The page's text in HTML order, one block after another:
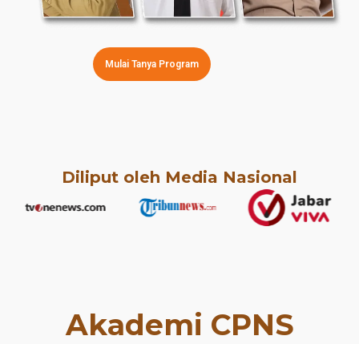
Mulai Tanya Program
Diliput oleh Media Nasional
Akademi CPNS